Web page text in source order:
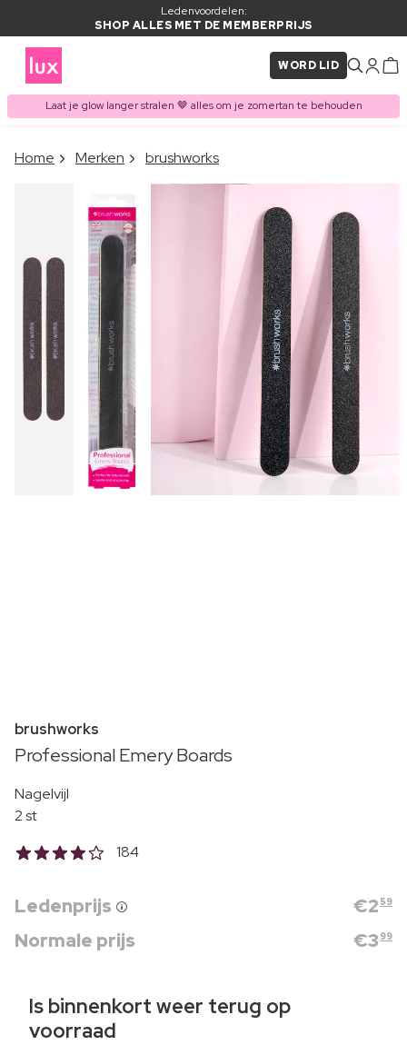
Ledenvoordelen:
SHOP ALLES MET DE MEMBERPRIJS
WORD LID
Laat je glow langer stralen 🤎 alles om je zomertan te behouden
ITEM TOEGEVOEGD AAN
WINKELMAND
Home Merken brushworks
brushworks
Professional Emery Boards
Nagelvijl
2 st
184
Ledenprijs €2 59
Normale prijs €3 99
Is binnenkort weer terug op
voorraad